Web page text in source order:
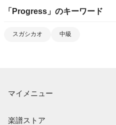
「 Progress 」のキーワード
スガシカオ 中級
マイメニュー
楽譜ストア